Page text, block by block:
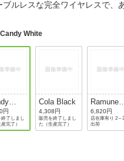
よくある質問・お問
ブルレスな完全ワイヤレスで
Candy White
円
終了しまし
完了）
Cola Black
4,308円
販売を終了しまし
た（生産完了）
Ramune
Blue
6,820円
店在庫有り 2～
出荷